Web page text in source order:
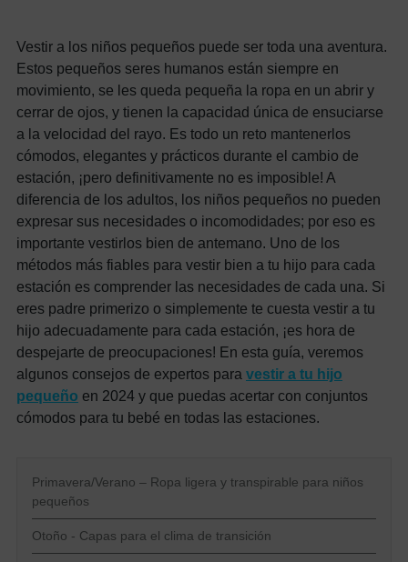
Vestir a los niños pequeños puede ser toda una aventura.
Estos pequeños seres humanos están siempre en
movimiento, se les queda pequeña la ropa en un abrir y
cerrar de ojos, y tienen la capacidad única de ensuciarse
a la velocidad del rayo. Es todo un reto mantenerlos
cómodos, elegantes y prácticos durante el cambio de
estación, ¡pero definitivamente no es imposible! A
diferencia de los adultos, los niños pequeños no pueden
expresar sus necesidades o incomodidades; por eso es
importante vestirlos bien de antemano. Uno de los
métodos más fiables para vestir bien a tu hijo para cada
estación es comprender las necesidades de cada una. Si
eres padre primerizo o simplemente te cuesta vestir a tu
hijo adecuadamente para cada estación, ¡es hora de
despejarte de preocupaciones! En esta guía, veremos
algunos consejos de expertos para vestir a tu hijo
pequeño en 2024 y que puedas acertar con conjuntos
cómodos para tu bebé en todas las estaciones.
Primavera/Verano – Ropa ligera y transpirable para niños
pequeños
Otoño - Capas para el clima de transición